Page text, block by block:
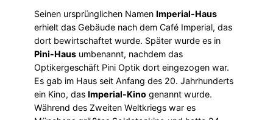
Seinen ursprünglichen Namen Imperial-Haus
erhielt das Gebäude nach dem Café Imperial, das
dort bewirtschaftet wurde. Später wurde es in
Pini-Haus umbenannt, nachdem das
Optikergeschäft Pini Optik dort eingezogen war.
Es gab im Haus seit Anfang des 20. Jahrhunderts
ein Kino, das Imperial-Kino genannt wurde.
Während des Zweiten Weltkriegs war es